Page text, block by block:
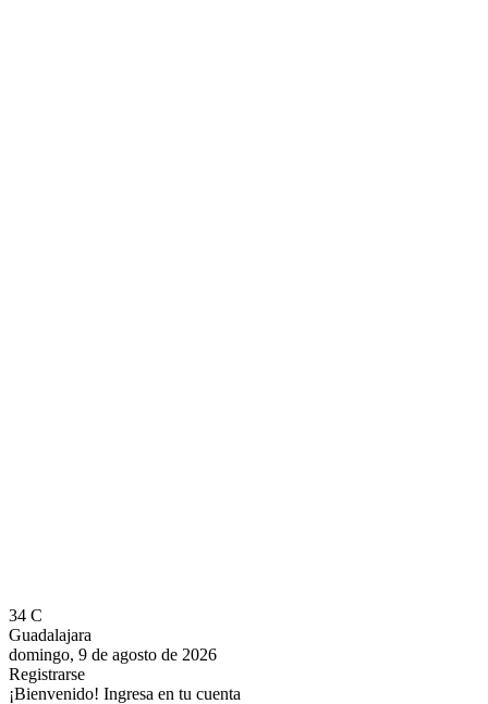
34 C
Guadalajara
domingo, 9 de agosto de 2026
Registrarse
¡Bienvenido! Ingresa en tu cuenta